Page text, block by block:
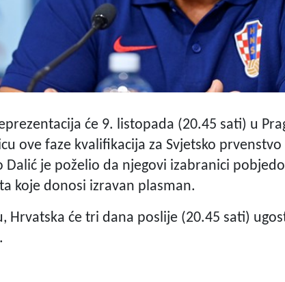
će 9. listopada (20.45 sati) u
ove faze kvalifikacija za Svjetsko prvenstvo
je poželio da njegovi izabranici
koje donosi izravan plasman.
Hrvatska će tri dana poslije (20.45 sati)